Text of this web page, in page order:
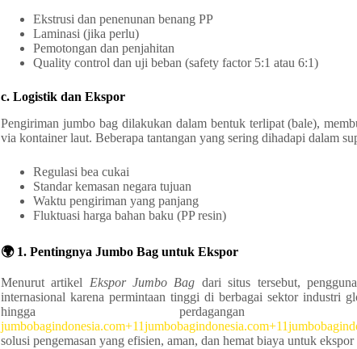
Ekstrusi dan penenunan benang PP
Laminasi (jika perlu)
Pemotongan dan penjahitan
Quality control dan uji beban (safety factor 5:1 atau 6:1)
c. Logistik dan Ekspor
Pengiriman jumbo bag dilakukan dalam bentuk terlipat (bale),
via kontainer laut. Beberapa tantangan yang sering dihadapi dalam
Regulasi bea cukai
Standar kemasan negara tujuan
Waktu pengiriman yang panjang
Fluktuasi harga bahan baku (PP resin)
🌍 1. Pentingnya Jumbo Bag untuk Ekspor
Menurut artikel Ekspor Jumbo Bag dari situs tersebut,
internasional karena permintaan tinggi di berbagai sektor industri
hingga
solusi pengemasan yang efisien, aman, dan hemat biaya untuk ekspor